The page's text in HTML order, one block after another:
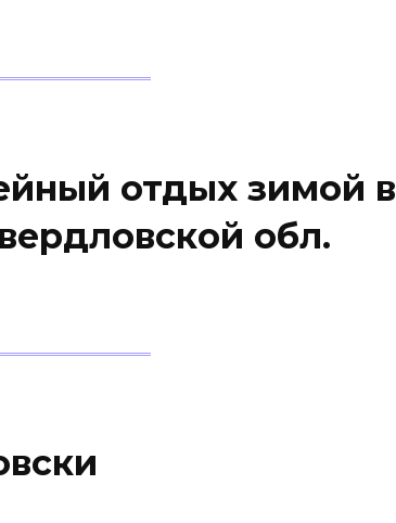
отдых зимой в
обл.